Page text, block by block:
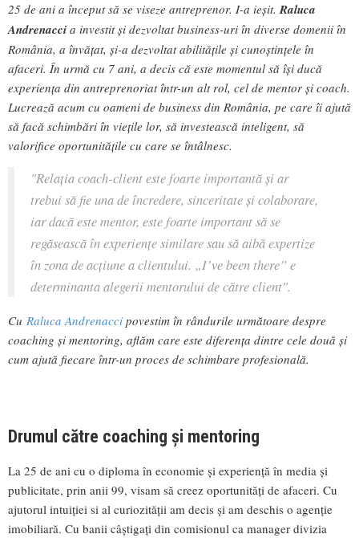
25 de ani a început să se viseze antreprenor. I-a ieșit.Raluca
Andrenacci a investit și dezvoltat business-uri în diverse domenii în
România, a învățat, și-a dezvoltat abilitățile și cunoștințele în
afaceri. În urmă cu 7 ani, a decis că este momentul să își ducă
experiența din antreprenoriat într-un alt rol, cel de mentor și coach.
Lucrează acum cu oameni de business din România, pe care îi ajută
să facă schimbări în viețile lor, să investească inteligent, să
valorifice oportunitățile cu care se întâlnesc.
"Relația coach-client este foarte importantă și ar
trebui să fie una de încredere, sinceritate și colaborare,
iar dacă este mentor, este foarte important să se
regăsească în experiențe similare sau să aibă expertize
în zona de acțiune a clientului. „I’ve been there” e
determinanta alegerii mentorului de către client".
Cu Raluca Andrenacci povestim în rândurile următoare despre
coaching și mentoring, aflăm care este diferența dintre cele două și
cum ajută fiecare într-un proces de schimbare profesională.
Drumul către coaching și mentoring
La 25 de ani cu o diploma în economie și experiență în media și
publicitate, prin anii 99, visam să creez oportunități de afaceri. Cu
ajutorul intuiției si al curiozității am decis și am deschis o agenție
imobiliară. Cu banii câștigați din comisionul ca manager divizia